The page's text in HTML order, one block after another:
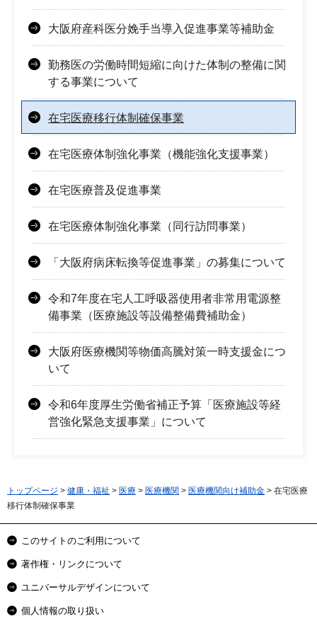
大阪府産科医分娩手当導入促進事業等補助金
勤務医の労働時間短縮に向けた体制の整備に関
する事業について
在宅医療移行体制確保事業
在宅医療体制強化事業（機能強化支援事業）
在宅医療普及促進事業
在宅医療体制強化事業（同行訪問事業）
「大阪府病床転換等促進事業」の募集について
令和7年度在宅人工呼吸器使用者非常用電源整
備事業（医療施設等設備整備費補助金）
大阪府医療機関等物価高騰対策一時支援金につ
いて
令和6年度厚生労働省補正予算「医療施設等経
営強化緊急支援事業」について
トップページ > 健康・福祉 > 医療 > 医療機関 > 医療機関向け補助金 > 在宅医療
移行体制確保事業
このサイトのご利用について
著作権・リンクについて
ユニバーサルデザインについて
個人情報の取り扱い